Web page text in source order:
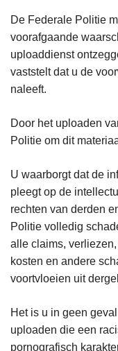
De Federale Politie
voorafgaande
uploaddienst
vaststelt dat u de
naleeft.
Door het uploaden
Politie om dit
U waarborgt dat de
pleegt op de
rechten van derden
Politie volledig
alle claims,
kosten en andere
voortvloeien uit
Het is u in geen
uploaden die een
pornografisch